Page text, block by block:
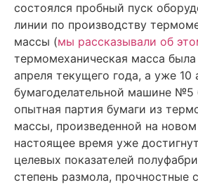
состоялся пробный пуск
линии по производству
массы (мы рассказывали об
термомеханическая масса
апреля текущего года, а уже 10
бумагоделательной машине №5
опытная партия бумаги из
массы, произведенной на
настоящее время уже
целевых показателей
степень размола, прочностные